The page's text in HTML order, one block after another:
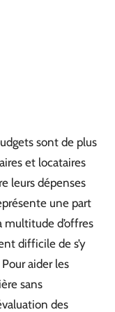
sont de plus
et locataires
leurs dépenses
une part
multitude d’offres
difficile de s’y
aider les
sans
des